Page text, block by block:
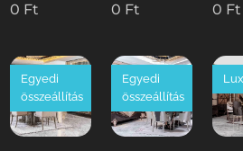
0 Ft 0 Ft 0 Ft
Egyedi
összeállítás
Egyedi
összeállítás